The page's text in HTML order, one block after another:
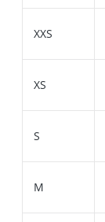
XXS
XS
S
M